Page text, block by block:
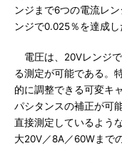
ンジまで6つの電流レ
ンジで0.025％を達成し
電圧は、20Vレンジで
る測定が可能である。
的に調整できる可変キ
パシタンスの補正が可
直接測定しているよう
大20V／8A／60Wまで